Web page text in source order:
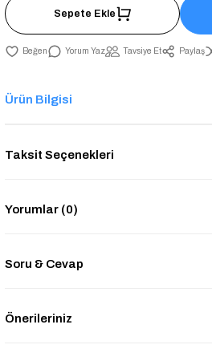
Sepete Ekle
Yorum Yaz Tavsiye Et Paylaş
Ürün Bilgisi
Taksit Seçenekleri
Yorumlar (0)
Soru & Cevap
Önerileriniz